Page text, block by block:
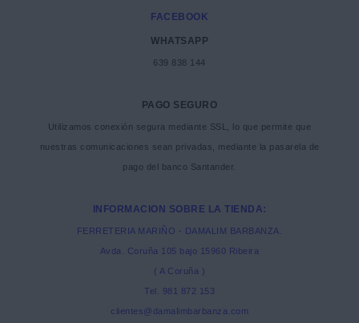
FACEBOOK
WHATSAPP
639 838 144
PAGO SEGURO
Utilizamos conexión segura mediante SSL, lo que permite que
nuestras comunicaciones sean privadas, mediante la pasarela de
pago del banco Santander.
INFORMACION SOBRE LA TIENDA:
FERRETERIA MARIÑO - DAMALIM BARBANZA.
Avda. Coruña 105 bajo 15960 Ribeira
( A Coruña )
Tel. 981 872 153
clientes@damalimbarbanza.com